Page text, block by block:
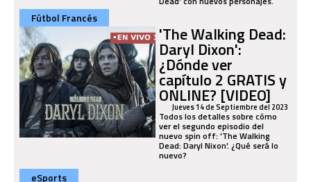
Fútbol Francés
'The Walking Dead:
Daryl Dixon':
¿Dónde ver
capítulo 2 GRATIS y
ONLINE? [VIDEO]
Jueves 14 de Septiembre del 2023
Todos los detalles sobre cómo
ver el segundo episodio del
nuevo spin off: 'The Walking
Dead: Daryl Nixon'. ¿Qué será lo
nuevo?
eSports